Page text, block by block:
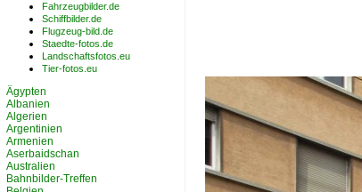
Fahrzeugbilder.de
Schiffbilder.de
Flugzeug-bild.de
Staedte-fotos.de
Landschaftsfotos.eu
Tier-fotos.eu
Ägypten
Albanien
Algerien
Argentinien
Armenien
Aserbaidschan
Australien
Bahnbilder-Treffen